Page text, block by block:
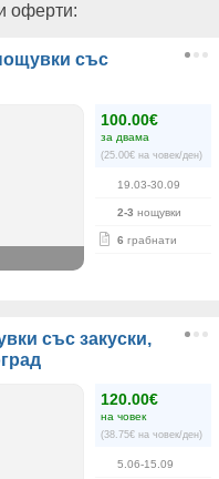
оферти:
със
100.00€
за двама
(25.00€ на човек/ден)
19.03-30.09
2-3 нощувки
6 грабнати
със закуски,
120.00€
на човек
(38.75€ на човек/ден)
5.06-15.09